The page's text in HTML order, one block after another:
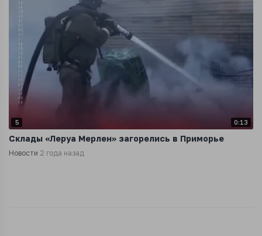
5 0:13
Склады «Леруа Мерлен» загорелись в Приморье
Новости 2 года назад